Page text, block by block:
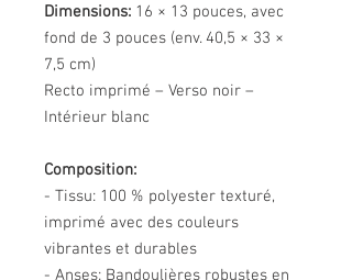
Dimensions: 16 × 13 pouces, avec
fond de 3 pouces (env. 40,5 × 33 ×
7,5 cm)
Recto imprimé – Verso noir –
Intérieur blanc
Composition:
- Tissu: 100 % polyester texturé,
imprimé avec des couleurs
vibrantes et durables
- Anses: Bandoulières robustes en